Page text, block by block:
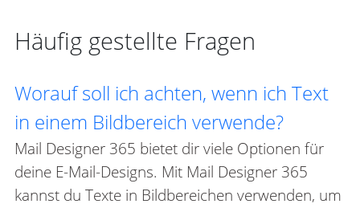
Häufig gestellte Fragen
Worauf soll ich achten, wenn ich Text
in einem Bildbereich verwende?
Mail Designer 365 bietet dir viele Optionen für
deine E-Mail-Designs. Mit Mail Designer 365
kannst du Texte in Bildbereichen verwenden, um